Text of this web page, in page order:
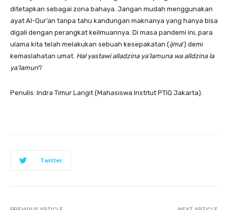
ditetapkan sebagai zona bahaya. Jangan mudah menggunakan
ayat Al-Qur’an tanpa tahu kandungan maknanya yang hanya bisa
digali dengan perangkat keilmuannya. Di masa pandemi ini, para
ulama kita telah melakukan sebuah kesepakatan (ijma’) demi
kemaslahatan umat. Hal yastawi alladzina ya’lamuna wa alldzina la
ya’lamun?
Penulis: Indra Timur Langit (Mahasiswa Institut PTIQ Jakarta).
Twitter